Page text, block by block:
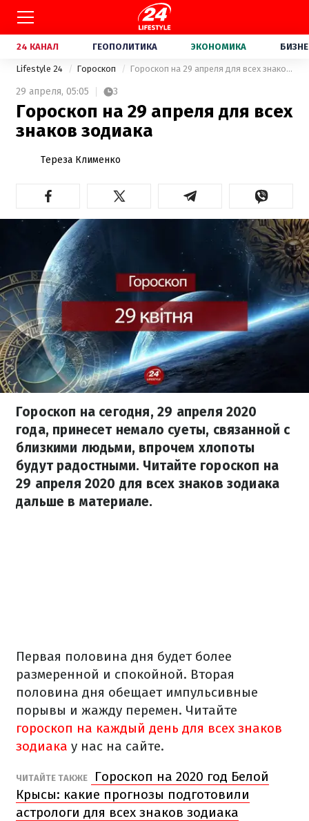
24 КАНАЛ ГЕОПОЛИТИКА ЭКОНОМИКА
Lifestyle 24 Гороскоп Гороскоп на 29 апреля для всех знаков зодиака
29 апреля, 05:05 3
Гороскоп на 29 апреля для всех
знаков зодиака
Тереза Клименко
Гороскоп на сегодня, 29 апреля 2020
года, принесет немало суеты, связанной с
близкими людьми, впрочем хлопоты
будут радостными. Читайте гороскоп на
29 апреля 2020 для всех знаков зодиака
дальше в материале.
Первая половина дня будет более
размеренной и спокойной. Вторая
половина дня обещает импульсивные
порывы и жажду перемен. Читайте
гороскоп на каждый день для всех знаков
зодиака у нас на сайте.
ЧИТАЙТЕ ТАКЖЕ
Гороскоп на 2020 год Белой
Крысы: какие прогнозы подготовили
астрологи для всех знаков зодиака